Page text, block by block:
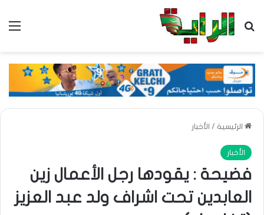
بحث عن
الرئيسية / الأخبار
الأخبار
فضيحة : يقودها رجل الأعمال زين
العابدين تحت اشراف ولد عبد العزيز